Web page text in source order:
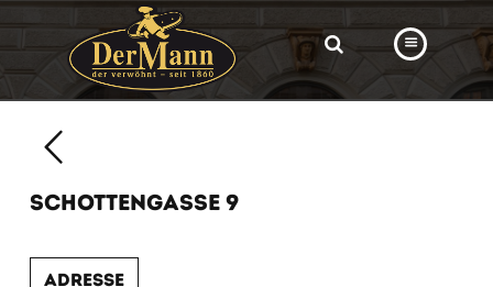
BÄCKEREI
SCHOTTENGASSE 9
Adresse